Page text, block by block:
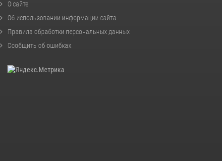
О сайте
Об использовании информации сайта
Правила обработки персональных данных
Сообщить об ошибках